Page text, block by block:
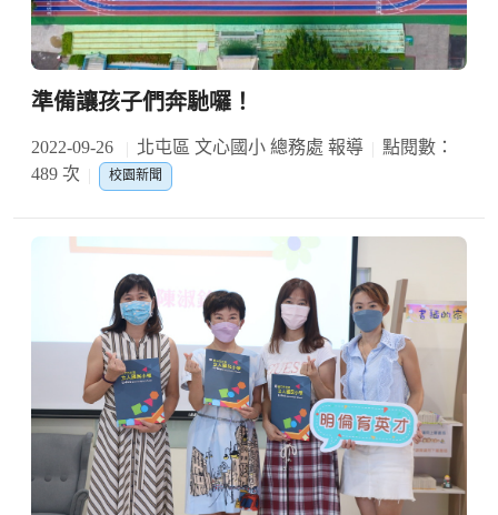
準備讓孩子們奔馳囉！
2022-09-26 北屯區 文心國小 總務處 報導
點閱數：
489 次
校園新聞